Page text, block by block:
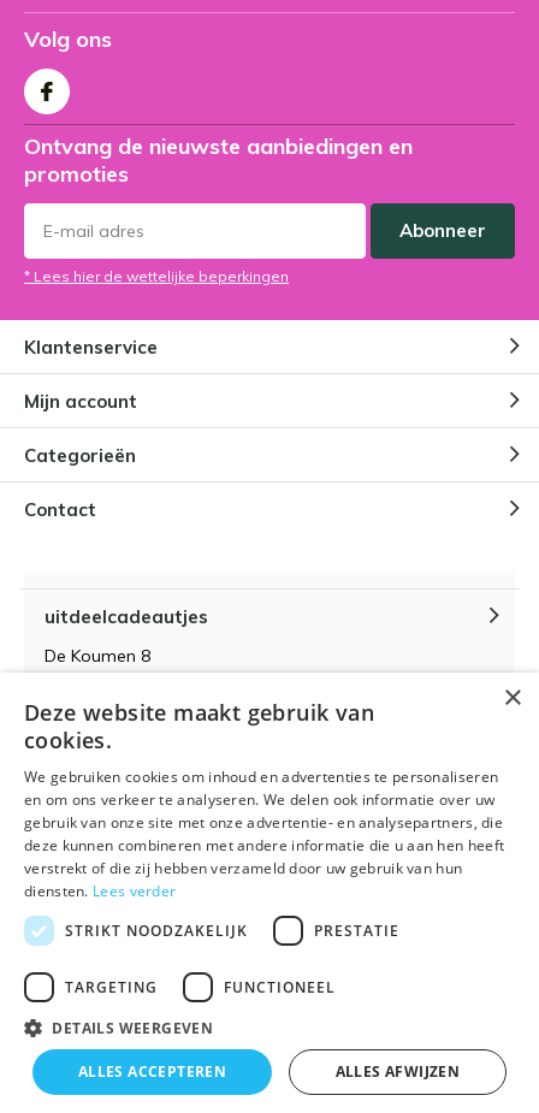
🌴 Wij zijn met vakantie t/m 21 augustus. Bestellen is
tijdelijk niet mogelijk.
Volg ons
Ontvang de nieuwste aanbiedingen en
promoties
Abonneer
* Lees hier de wettelijke beperkingen
Klantenservice
Mijn account
Categorieën
Contact
uitdeelcadeautjes
De Koumen 8
KvK-nummer 14087571
BTW-nummer NL 815399145 B01
© 2026 - Powered by
Algemene voorwaarden RSS-feed
Uitdeelcadeautjes.nl9 -9Reviews @Kiyoh
×
Deze website maakt gebruik van
cookies.
We gebruiken cookies om inhoud en advertenties te personaliseren
en om ons verkeer te analyseren. We delen ook informatie over uw
gebruik van onze site met onze advertentie- en analysepartners, die
deze kunnen combineren met andere informatie die u aan hen heeft
verstrekt of die zij hebben verzameld door uw gebruik van hun
diensten. Lees verder
STRIKT NOODZAKELIJK
PRESTATIE
TARGETING FUNCTIONEEL
DETAILS WEERGEVEN
ALLES ACCEPTEREN ALLES AFWIJZEN